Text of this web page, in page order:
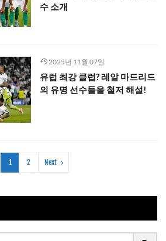
수 소개
2025년 11월 07일
유럽 최강 클럽? 레알 마드리드
의 유명 선수들을 철저 해설!
1 2 Next